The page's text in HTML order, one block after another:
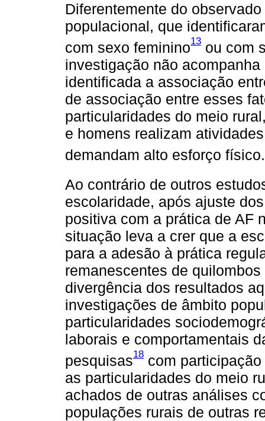
Diferentemente do
populacional, que
com sexo feminino13 ou com
investigação não
identificada a associação
de associação entre esses
particularidades do meio
e homens realizam
demandam alto esforço físico.
Ao contrário de outros
escolaridade, após ajuste
positiva com a prática de AF
situação leva a crer que a
para a adesão à prática
remanescentes de
divergência dos resultados
investigações de âmbito
particularidades
laborais e comportamentais
pesquisas18 com
as particularidades do meio
achados de outras análises
populações rurais de outras